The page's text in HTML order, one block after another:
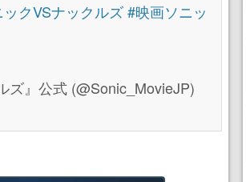
クVSナックルズ#映画ソニッ
』公式 (@Sonic_MovieJP)